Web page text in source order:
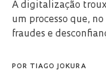
A digitalização
um processo que,
fraudes e
POR TIAGO JOKURA